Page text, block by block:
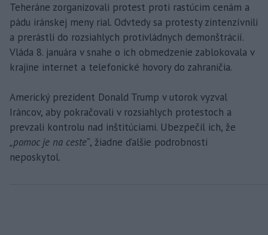
Teheráne zorganizovali protest proti rastúcim cenám a
pádu iránskej meny rial. Odvtedy sa protesty zintenzívnili
a prerástli do rozsiahlych protivládnych demonštrácií.
Vláda 8. januára v snahe o ich obmedzenie zablokovala v
krajine internet a telefonické hovory do zahraničia.
Americký prezident Donald Trump v utorok vyzval
Iráncov, aby pokračovali v rozsiahlych protestoch a
prevzali kontrolu nad inštitúciami. Ubezpečil ich, že
„pomoc je na ceste“, žiadne ďalšie podrobnosti
neposkytol.